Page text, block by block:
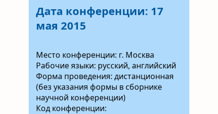
Дата конференции: 17
мая 2015
Место конференции: г. Москва
Рабочие языки: русский, английский
Форма проведения: дистанционная
(без указания формы в сборнике
научной конференции)
Код конференции: